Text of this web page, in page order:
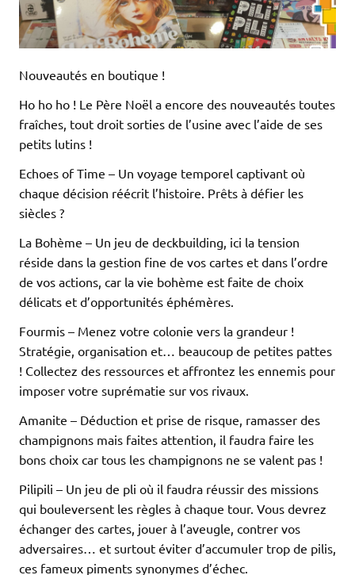
Nouveautés en boutique !
Ho ho ho ! Le Père Noël a encore des nouveautés toutes
fraîches, tout droit sorties de l’usine avec l’aide de ses
petits lutins !
Echoes of Time – Un voyage temporel captivant où
chaque décision réécrit l’histoire. Prêts à défier les
siècles ?
La Bohème – Un jeu de deckbuilding, ici la tension
réside dans la gestion fine de vos cartes et dans l’ordre
de vos actions, car la vie bohème est faite de choix
délicats et d’opportunités éphémères.
Fourmis – Menez votre colonie vers la grandeur !
Stratégie, organisation et… beaucoup de petites pattes
! Collectez des ressources et affrontez les ennemis pour
imposer votre suprématie sur vos rivaux.
Amanite – Déduction et prise de risque, ramasser des
champignons mais faites attention, il faudra faire les
bons choix car tous les champignons ne se valent pas !
Pilipili – Un jeu de pli où il faudra réussir des missions
qui bouleversent les règles à chaque tour. Vous devrez
échanger des cartes, jouer à l’aveugle, contrer vos
adversaires… et surtout éviter d’accumuler trop de pilis,
ces fameux piments synonymes d’échec.